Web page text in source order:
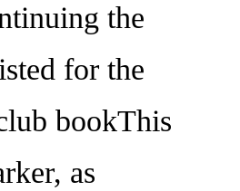
the
for the
bookThis
as